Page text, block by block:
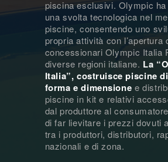
piscina esclusivi. Olympic
una svolta tecnologica nel
piscine, consentendo uno
propria attività con l’apertura
concessionari Olympic Italia
diverse regioni italiane. La
Italia”, costruisce piscine
forma e dimensione e
piscine in kit e relativi
dal produttore al
di far lievitare i prezzi dovuti
tra i produttori, distributori,
nazionali e di zona.